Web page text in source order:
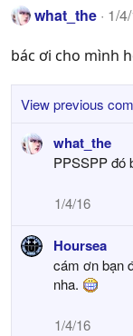
what_the 1/
bác ơi cho mình
View previous
what_the
PPSSPP đó
1/4/16
Hoursea
cám ơn bạn
nha.
1/4/16